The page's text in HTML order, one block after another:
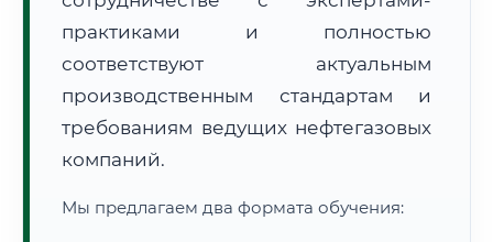
практиками и полностью
соответствуют актуальным
производственным стандартам и
требованиям ведущих нефтегазовых
компаний.
Мы предлагаем два формата обучения: